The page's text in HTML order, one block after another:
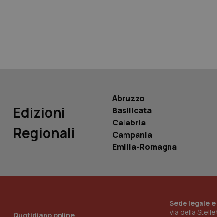
Edizioni
Regionali
Abruzzo
Basilicata
Calabria
Campania
Emilia-Romagna
Quotidiano online
Sede legale
Via della
_ga_KM60CM4NPH